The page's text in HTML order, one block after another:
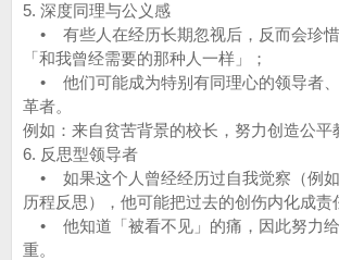
5. 深度同理与公义感
• 有些人在经历长期忽视后，反而会珍
「和我曾经需要的那种人一样」；
• 他们可能成为特别有同理心的领导者
革者。
例如：来自贫苦背景的校长，努力创造公平
6. 反思型领导者
• 如果这个人曾经经历过自我觉察（例
历程反思），他可能把过去的创伤内化成责
• 他知道「被看不见」的痛，因此努力
重。